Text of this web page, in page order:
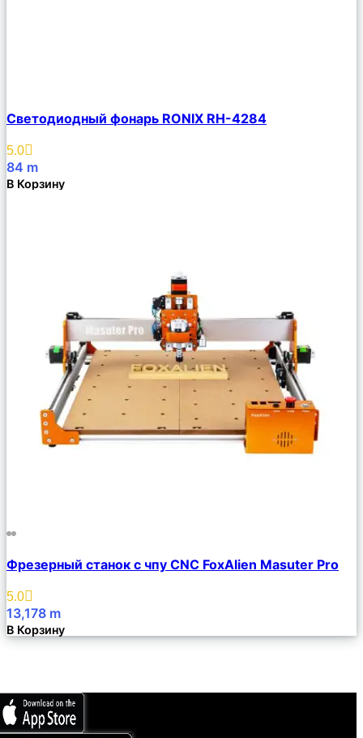
Описание
Избранное
Светодиодный фонарь RONIX RH-4284
5.0
84 m
В Корзину
Описание
Избранное
Фрезерный станок с чпу CNC FoxAlien Masuter Pro
5.0
13,178 m
В Корзину